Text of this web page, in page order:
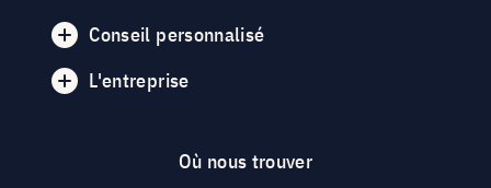
Conseil personnalisé
L'entreprise
Où nous trouver